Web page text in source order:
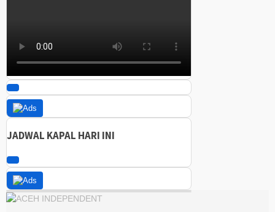
JADWAL KAPAL HARI INI